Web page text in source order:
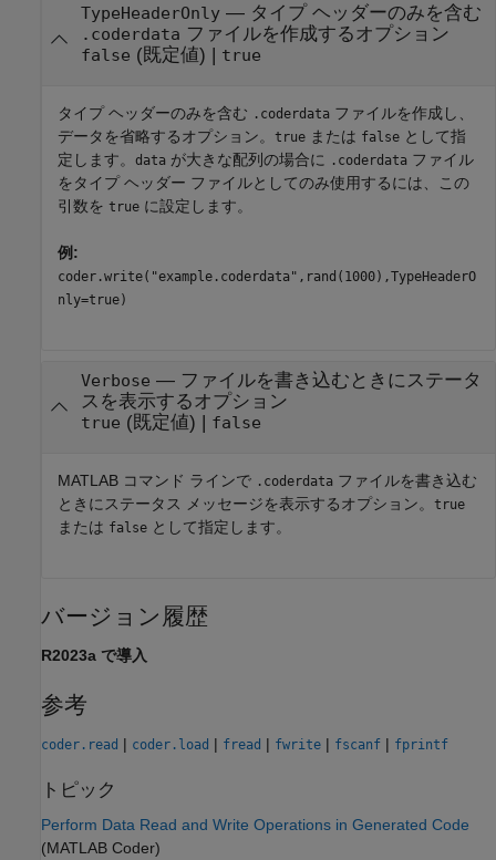
TypeHeaderOnly— タイプ ヘッダーのみを含む
.coderdata ファイルを作成するオプション
false (既定値) | true
タイプ ヘッダーのみを含む .coderdata ファイルを作成し、
データを省略するオプション。 true または false として指
定します。 data が大きな配列の場合に .coderdata ファイル
をタイプ ヘッダー ファイルとしてのみ使用するには、この
引数を true に設定します。
例:
coder.write("example.coderdata",rand(1000),TypeHeaderO
nly=true)
Verbose — ファイルを書き込むときにステータ
スを表示するオプション
true (既定値) | false
MATLAB コマンド ラインで .coderdata ファイルを書き込む
ときにステータス メッセージを表示するオプション。 true
または false として指定します。
バージョン履歴
R2023a で導入
参考
coder.read | coder.load | fread | fwrite | fscanf | fprintf
トピック
Perform Data Read and Write Operations in Generated Code
(MATLAB Coder)